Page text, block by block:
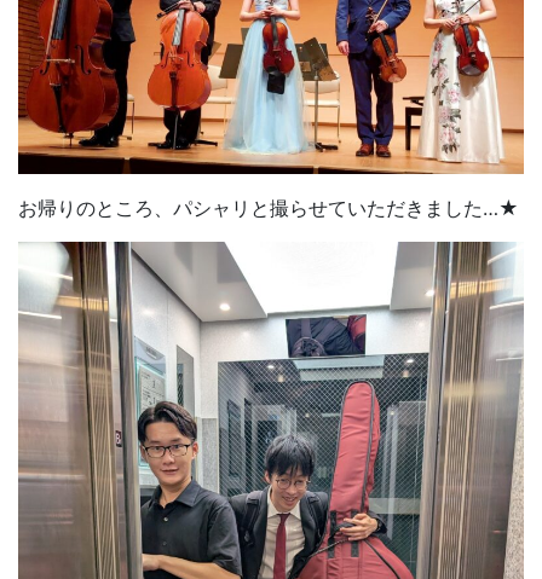
お帰りのところ、パシャリと撮らせていただきました…★